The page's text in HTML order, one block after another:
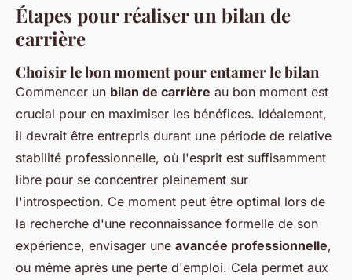
Étapes pour réaliser un bilan de
carrière
Choisir le bon moment pour entamer le bilan
Commencer un bilan de carrière au bon moment est
crucial pour en maximiser les bénéfices. Idéalement,
il devrait être entrepris durant une période de relative
stabilité professionnelle, où l'esprit est suffisamment
libre pour se concentrer pleinement sur
l'introspection. Ce moment peut être optimal lors de
la recherche d'une reconnaissance formelle de son
expérience, envisager une avancée professionnelle,
ou même après une perte d'emploi. Cela permet aux